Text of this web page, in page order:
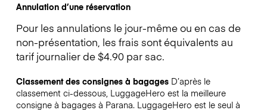
Annulation d’une réservation
Pour les annulations le jour-même ou en cas de
non-présentation, les frais sont équivalents au
tarif journalier de $4.90 par sac.
Classement des consignes à bagages D’après le
classement ci-dessous, LuggageHero est la meilleure
consigne à bagages à Parana. LuggageHero est le seul à